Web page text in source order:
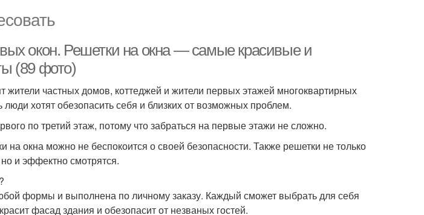
окон. Решетки на окна — самые красивые и
(89 фото)
жители частных домов, коттеджей и жители первых этажей многоквартирных
хотят обезопасить себя и близких от возможных проблем.
по третий этаж, потому что забраться на первые этажи не сложно.
на окна можно не беспокоится о своей безопасности. Также решетки не только
и эффектно смотрятся.
формы и выполнена по личному заказу. Каждый сможет выбрать для себя
фасад здания и обезопасит от незваных гостей.